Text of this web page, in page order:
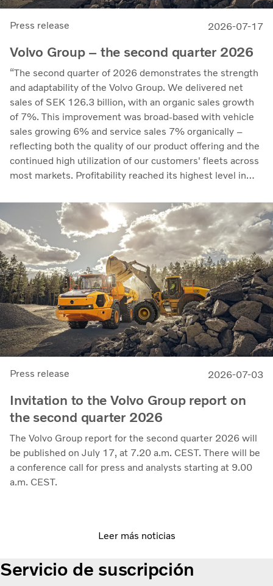
Press release 2026-07-17
Volvo Group – the second quarter 2026
“The second quarter of 2026 demonstrates the strength
and adaptability of the Volvo Group. We delivered net
sales of SEK 126.3 billion, with an organic sales growth
of 7%. This improvement was broad-based with vehicle
sales growing 6% and service sales 7% organically –
reflecting both the quality of our product offering and the
continued high utilization of our customers' fleets across
most markets. Profitability reached its highest level in
14.8 billion (13.5), with an adjusted operating margin of
11.7%, up from 11.0% in Q2 2025, progress that
demonstrates our capacity to achieve good earnings
through the business cycle,” says Martin Lundstedt,
President and CEO.
Press release 2026-07-03
Invitation to the Volvo Group report on
the second quarter 2026
The Volvo Group report for the second quarter 2026 will
be published on July 17, at 7.20 a.m. CEST. There will be
a conference call for press and analysts starting at 9.00
a.m. CEST.
Leer más noticias
Servicio de suscripción